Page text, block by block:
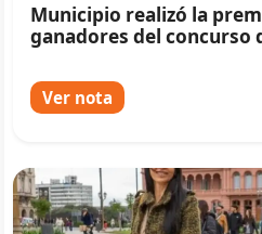
Municipio realizó la
ganadores del
Ver nota